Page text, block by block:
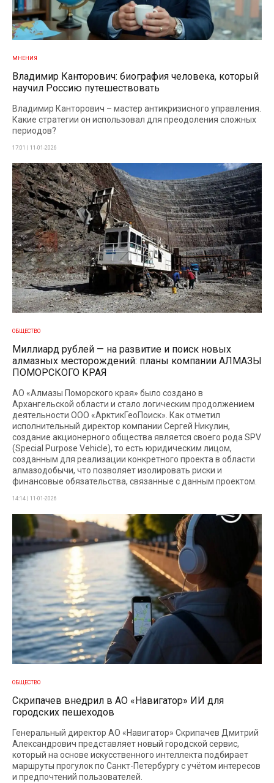
МНЕНИЯ
Владимир Канторович: биография человека, который
научил Россию путешествовать
Владимир Канторович – мастер антикризисного управления.
Какие стратегии он использовал для преодоления сложных
периодов?
17:01 | 11-01-2026
ОБЩЕСТВО
Миллиард рублей — на развитие и поиск новых
алмазных месторождений: планы компании АЛМАЗЫ
ПОМОРСКОГО КРАЯ
АО «Алмазы Поморского края» было создано в
Архангельской области и стало логическим продолжением
деятельности ООО «АрктикГеоПоиск». Как отметил
исполнительный директор компании Сергей Никулин,
создание акционерного общества является своего рода SPV
(Special Purpose Vehicle), то есть юридическим лицом,
созданным для реализации конкретного проекта в области
алмазодобычи, что позволяет изолировать риски и
финансовые обязательства, связанные с данным проектом.
14:14 | 11-01-2026
ОБЩЕСТВО
Скрипачев внедрил в АО «Навигатор» ИИ для
городских пешеходов
Генеральный директор АО «Навигатор» Скрипачев Дмитрий
Александрович представляет новый городской сервис,
который на основе искусственного интеллекта подбирает
маршруты прогулок по Санкт-Петербургу с учётом интересов
и предпочтений пользователей.